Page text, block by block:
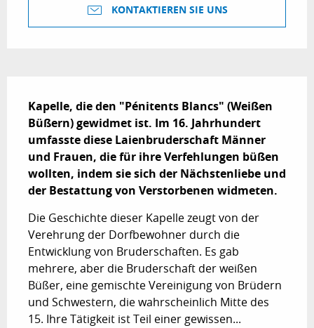
KONTAKTIEREN SIE UNS
Kapelle, die den "Pénitents Blancs" (Weißen
Büßern) gewidmet ist. Im 16. Jahrhundert
umfasste diese Laienbruderschaft Männer
und Frauen, die für ihre Verfehlungen büßen
wollten, indem sie sich der Nächstenliebe und
der Bestattung von Verstorbenen widmeten.
Die Geschichte dieser Kapelle zeugt von der
Verehrung der Dorfbewohner durch die
Entwicklung von Bruderschaften. Es gab
mehrere, aber die Bruderschaft der weißen
Büßer, eine gemischte Vereinigung von Brüdern
und Schwestern, die wahrscheinlich Mitte des
15. Ihre Tätigkeit ist Teil einer gewissen...